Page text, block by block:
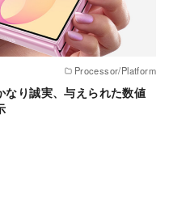
Processor/Platform
り誠実、与えられた数値